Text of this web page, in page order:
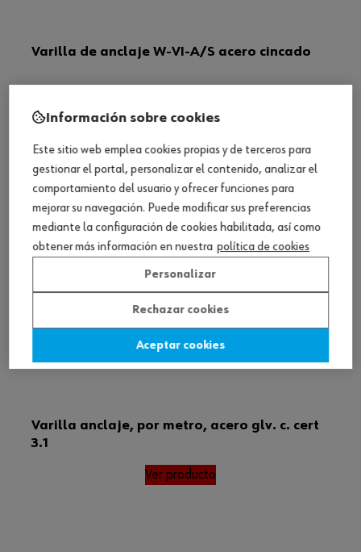
Varilla de anclaje W-VI-A/S acero cincado
Varilla anclaje, por metro, acero glv. c. cert
3.1
Ver producto
Información sobre cookies
Este sitio web emplea cookies propias y de terceros para
gestionar el portal, personalizar el contenido, analizar el
comportamiento del usuario y ofrecer funciones para
mejorar su navegación. Puede modificar sus preferencias
mediante la configuración de cookies habilitada, así como
obtener más información en nuestra política de cookies
Personalizar
Rechazar cookies
Aceptar cookies